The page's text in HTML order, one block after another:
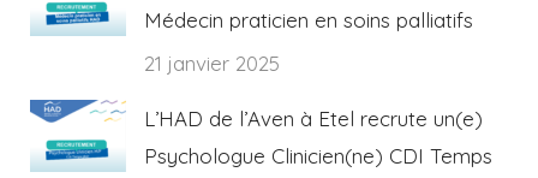
Médecin praticien en soins palliatifs
21 janvier 2025
L’HAD de l’Aven à Etel recrute un(e)
Psychologue Clinicien(ne) CDI Temps